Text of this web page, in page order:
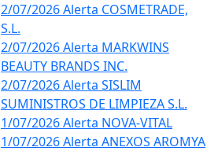
2/07/2026 Alerta COSMETRADE,
S.L.
2/07/2026 Alerta MARKWINS
BEAUTY BRANDS INC.
2/07/2026 Alerta SISLIM
SUMINISTROS DE LIMPIEZA S.L.
1/07/2026 Alerta NOVA-VITAL
1/07/2026 Alerta ANEXOS AROMYA